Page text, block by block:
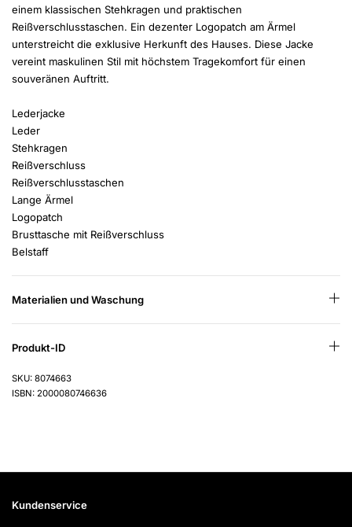
einem klassischen Stehkragen und praktischen
Reißverschlusstaschen. Ein dezenter Logopatch am Ärmel
unterstreicht die exklusive Herkunft des Hauses. Diese Jacke
vereint maskulinen Stil mit höchstem Tragekomfort für einen
souveränen Auftritt.
Lederjacke
Leder
Stehkragen
Reißverschluss
Reißverschlusstaschen
Lange Ärmel
Logopatch
Brusttasche mit Reißverschluss
Belstaff
Materialien und Waschung
Produkt-ID
SKU: 8074663
ISBN: 2000080746636
Kundenservice